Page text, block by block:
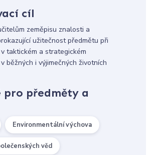
cíl
zeměpisu znalosti a
užitečnost předmětu při
taktickém a strategickém
běžných i výjimečných životních
pro předměty a
Environmentální výchova
věd